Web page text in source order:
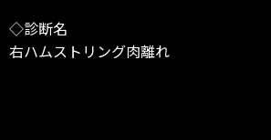
◇診断名
右ハムストリング肉離れ